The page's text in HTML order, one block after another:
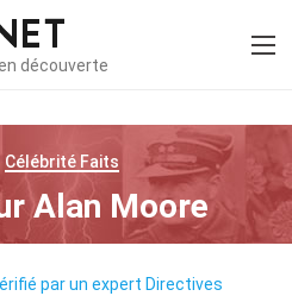
découverte
CélébritéFaits
Alan Moore
par un expert Directives